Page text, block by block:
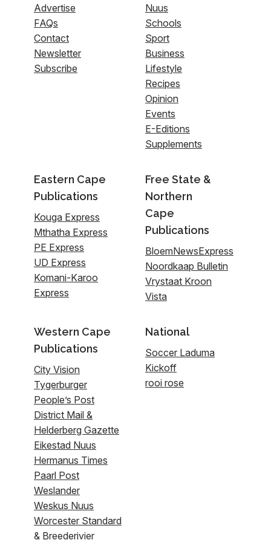
Advertise
FAQs
Contact
Newsletter
Subscribe
Nuus
Schools
Sport
Business
Lifestyle
Recipes
Opinion
Events
E-Editions
Supplements
Eastern Cape
Publications
Kouga Express
Mthatha Express
PE Express
UD Express
Komani-Karoo
Express
Free State &
Northern
Cape
Publications
BloemNewsExpress
Noordkaap Bulletin
Vrystaat Kroon
Vista
Western Cape
Publications
City Vision
Tygerburger
People’s Post
District Mail &
Helderberg Gazette
Eikestad Nuus
Hermanus Times
Paarl Post
Weslander
Weskus Nuus
Worcester Standard
& Breederivier
National
Soccer Laduma
Kickoff
rooi rose